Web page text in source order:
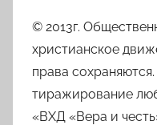
© 2013г.
христианское
права
тиражирование
«ВХД «Вера и